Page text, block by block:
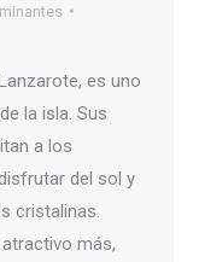
es uno
la isla. Sus
a los
del sol y
cristalinas.
más,